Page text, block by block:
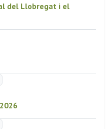
del Llobregat i el